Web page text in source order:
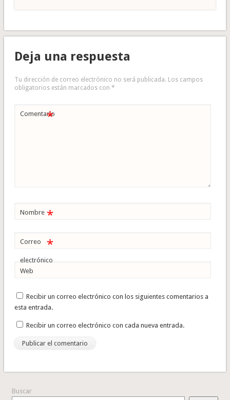
Deja una respuesta
Tu dirección de correo electrónico no será publicada. Los campos
obligatorios están marcados con *
Comentario
*
Nombre *
Correo
electrónico
*
Web
Recibir un correo electrónico con los siguientes comentarios a
esta entrada.
Recibir un correo electrónico con cada nueva entrada.
Buscar